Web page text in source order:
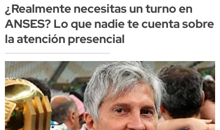
¿Realmente necesitas un turno en
ANSES? Lo que nadie te cuenta sobre
la atención presencial